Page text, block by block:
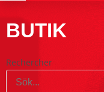
BUTIK
Rechercher